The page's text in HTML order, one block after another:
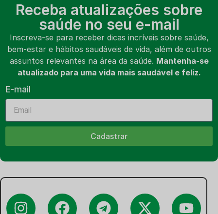
Receba atualizações sobre
saúde no seu e-mail
Inscreva-se para receber dicas incríveis sobre saúde,
bem-estar e hábitos saudáveis de vida, além de outros
assuntos relevantes na área da saúde. Mantenha-se
atualizado para uma vida mais saudável e feliz.
E-mail
Cadastrar